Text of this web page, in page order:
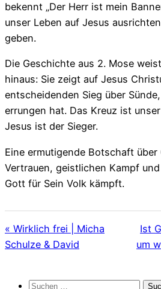
bekennt „Der Herr ist mein
unser Leben auf Jesus
geben.
Die Geschichte aus 2. Mose
hinaus: Sie zeigt auf Jesus
entscheidenden Sieg über
errungen hat. Das Kreuz ist
Jesus ist der Sieger.
Eine ermutigende Botschaft über
Vertrauen, geistlichen Kampf
Gott für Sein Volk kämpft.
« Wirklich frei | Micha
Schulze & David
Ist
um
Suchen